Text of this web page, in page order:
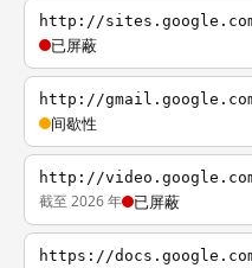
http://
已屏蔽
http://
间歇性
http://
截至 2026 年 已屏蔽
https://